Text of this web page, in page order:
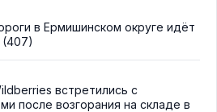
в Ермишинском округе идёт
(407)
встретились с
после возгорания на складе в